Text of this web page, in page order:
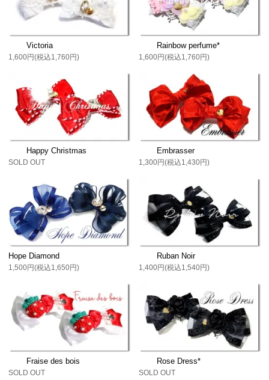
Victoria
1,600円(税込1,760円)
Rainbow perfume*
1,600円(税込1,760円)
Happy Christmas
SOLD OUT
Embrasser
1,300円(税込1,430円)
Hope Diamond
1,500円(税込1,650円)
Ruban Noir
1,400円(税込1,540円)
Fraise des bois
SOLD OUT
Rose Dress*
SOLD OUT